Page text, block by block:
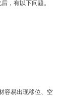
，有以下问题。
容易出现移位、空